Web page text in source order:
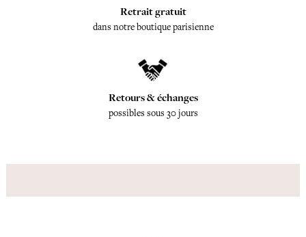
Retrait gratuit
dans notre boutique parisienne
Retours & échanges
possibles sous 30 jours